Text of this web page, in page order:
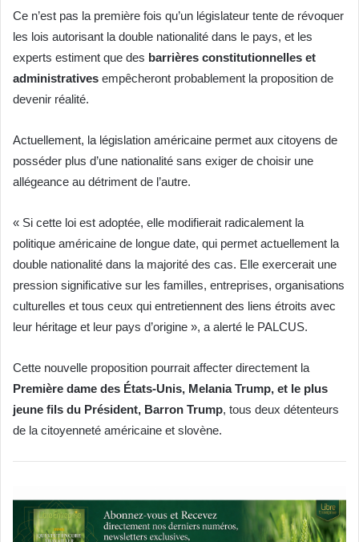
Ce n’est pas la première fois qu’un législateur tente de révoquer
les lois autorisant la double nationalité dans le pays, et les
experts estiment que des barrières constitutionnelles et
administratives empêcheront probablement la proposition de
devenir réalité.
Actuellement, la législation américaine permet aux citoyens de
posséder plus d’une nationalité sans exiger de choisir une
allégeance au détriment de l’autre.
« Si cette loi est adoptée, elle modifierait radicalement la
politique américaine de longue date, qui permet actuellement la
double nationalité dans la majorité des cas. Elle exercerait une
pression significative sur les familles, entreprises, organisations
culturelles et tous ceux qui entretiennent des liens étroits avec
leur héritage et leur pays d’origine », a alerté le PALCUS.
Cette nouvelle proposition pourrait affecter directement la
Première dame des États-Unis, Melania Trump, et le plus
jeune fils du Président, Barron Trump, tous deux détenteurs
de la citoyenneté américaine et slovène.